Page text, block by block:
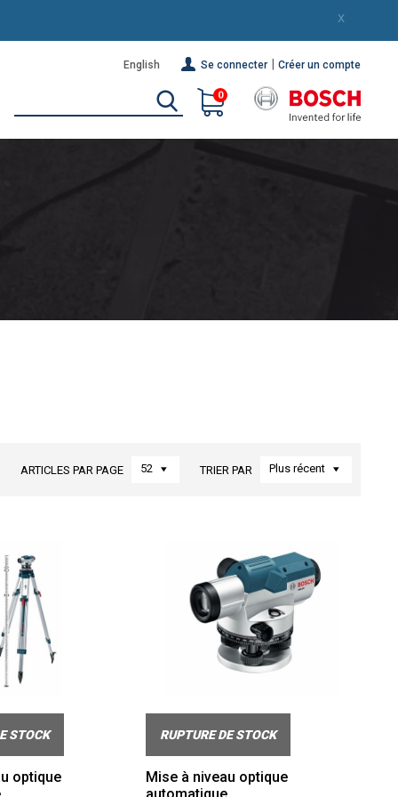
X
English Se connecter | Créer un compte
0
ARTICLES PAR PAGE 52 TRIER PAR Plus récent
STOCK
optique
RUPTURE DE STOCK
Mise à niveau optique